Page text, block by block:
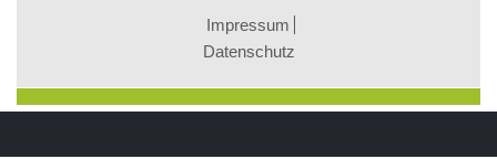
Impressum
Datenschutz